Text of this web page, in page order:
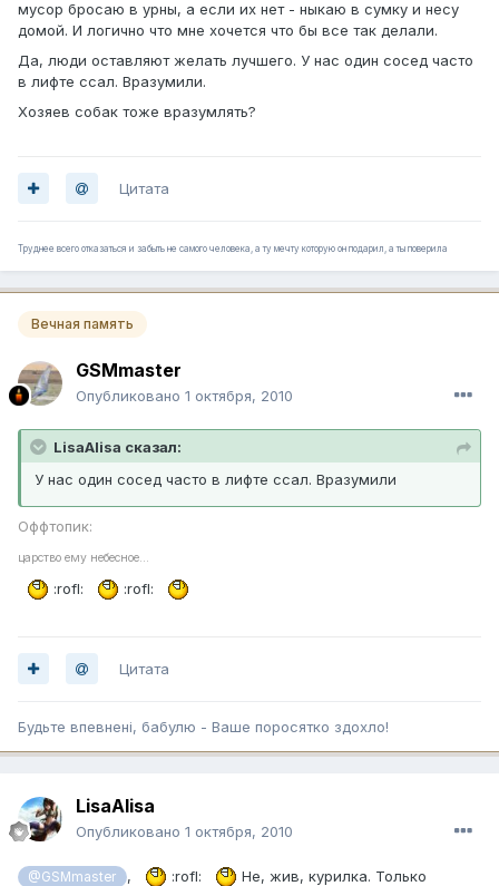
мусор бросаю в урны, а если их нет - ныкаю в сумку и несу
домой. И логично что мне хочется что бы все так делали.
Да, люди оставляют желать лучшего. У нас один сосед часто
в лифте ссал. Вразумили.
Хозяев собак тоже вразумлять?
Цитата
Труднее всего отказаться и забыть не самого человека, а ту мечту которую он подарил, а ты поверила
Вечная память
GSMmaster
Опубликовано 1 октября, 2010
LisaAlisa сказал:
У нас один сосед часто в лифте ссал. Вразумили
Оффтопик:
царство ему небесное...
:rofl: :rofl:
Цитата
Будьте впевненi, бабулю - Ваше поросятко здохло!
LisaAlisa
Опубликовано 1 октября, 2010
@GSMmaster , :rofl:
Не, жив, курилка. Только